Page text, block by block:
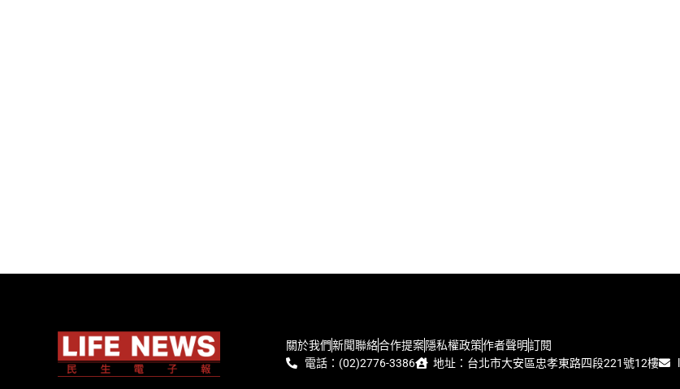
關於我們新聞聯絡合作提案隱私權政策作者聲明訂閱
電話：(02)2776-3386
地址：台北市大安區忠孝東路四段221號12樓